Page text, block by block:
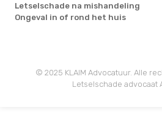
Letselschade na mishandeling
Ongeval in of rond het huis
© 2025 KLAIM Advocatuur. Alle
Letselschade advocaat